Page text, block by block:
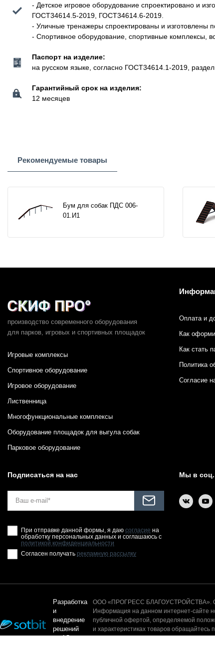
- Детское игровое оборудование спроектировано и
ГОСТ34614.5-2019, ГОСТ34614.6-2019.
- Уличные тренажеры спроектированы и
- Спортивное оборудование, спортивные комплексы,
Паспорт на изделие:
на русском языке, согласно ГОСТ34614.1-2019, раздел
Гарантийный срок на изделия:
12 месяцев
Рекомендуемые товары
Бум для собак ПДС 006-
01.И1
производство современного оборудования
для парков, игровых и спортивных площадок
Игровые комплексы
Спортивное оборудование
Игровое оборудование
Лиственница
Многофункциональные комплексы
Оборудование площадок для выгула собак
Парковое оборудование
Оплата и
Как
Как стать
Политика
Согласие
Подписаться на нас
При отправке данной формы, я даю согласие на
обработку персональных данных и соглашаюсь с
политикой конфиденциальности
Согласен получать рекламную рассылку
Мы в соц.
Разработка
и
внедрение
решений
на 1С-
ООО «ПРОГРЕСС БЛАГОУСТРОЙСТВА».
Информация на данном интернет-сайте
публичной офертой, определяемой
и характеристиках товаров
контента, а так же без письменного